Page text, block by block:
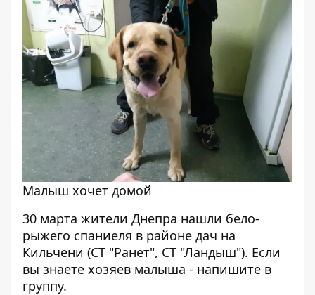
Малыш хочет домой
30 марта жители Днепра нашли бело-
рыжего спаниеля в районе дач на
Кильчени (СТ "Ранет", СТ "Ландыш"). Если
вы знаете хозяев малыша - напишите в
группу.